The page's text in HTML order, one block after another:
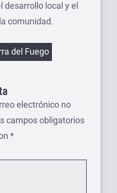
local y el
comunidad.
del Fuego
electrónico no
campos obligatorios
*